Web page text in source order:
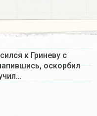
к Гриневу с
оскорбил